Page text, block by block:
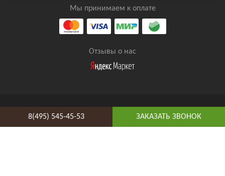
Мы принимаем к оплате
Отзывы о нас
8(495) 545-45-53 ЗАКАЗАТЬ ЗВОНОК